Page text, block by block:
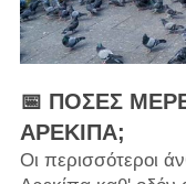
📅 ΠΌΣΕΣ
ΑΡΕΚΊΠΑ;
Οι περισσότεροι